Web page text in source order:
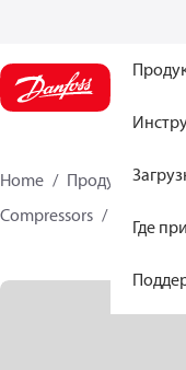
Где
Home Продукция
Compressors
BOCK